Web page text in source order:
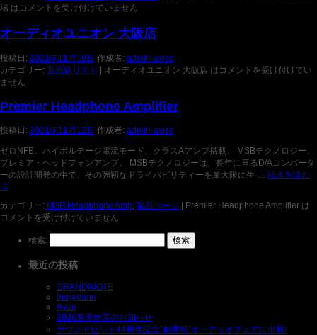
場 は コメントを受け付けていません
オーディオユニオン 大阪店
投稿日: 2021年11月19日 作成者: admin-axiss
カテゴリー: 販売店リスト オーディオユニオン 大阪店 は コメントを受け付けてい
ません
Premier Headphone Amplifier
投稿日: 2021年11月12日 作成者: admin-axiss
ゼロNFB、ハイボルテージ電流モード、クラスAアンプ搭載、 MSBテクノロジー、
プレミア・ヘッドフォンアンプ。 MSBテクノロジーは、長年に亘るD/Aコンバータ
ーの設計開発の中で、その強靭なドライバビリティーを最大限に生 … 続きを読む
→
カテゴリー: MSB Headphone Amp, 製品ページ | Premier Headphone Amplifier は
コメントを受け付けていません
検索:
最近の投稿
GRANDINOTE
bergmann
Ayon
2026夏季休業のお知らせ
サウンドピット44周年記念”創業祭”オーディオフェアに出展!